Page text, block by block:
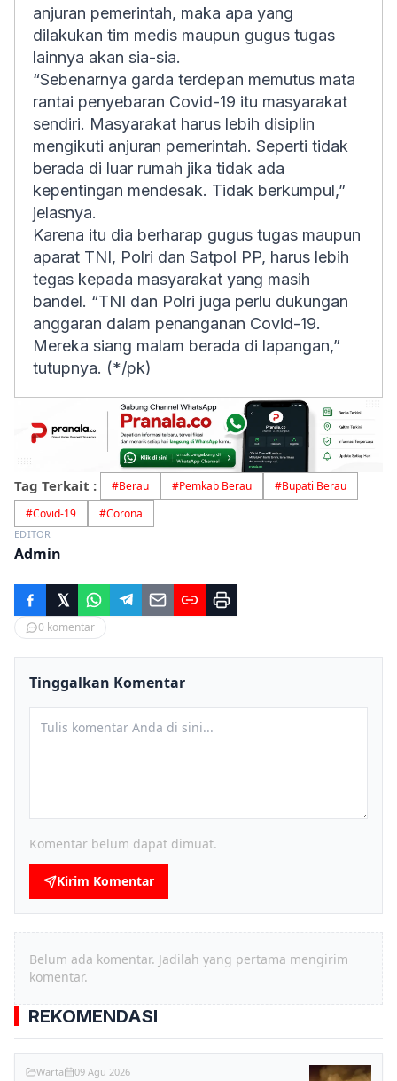
anjuran pemerintah, maka apa yang
dilakukan tim medis maupun gugus tugas
lainnya akan sia-sia.
“Sebenarnya garda terdepan memutus mata
rantai penyebaran Covid-19 itu masyarakat
sendiri. Masyarakat harus lebih disiplin
mengikuti anjuran pemerintah. Seperti tidak
berada di luar rumah jika tidak ada
kepentingan mendesak. Tidak berkumpul,”
jelasnya.
Karena itu dia berharap gugus tugas maupun
aparat TNI, Polri dan Satpol PP, harus lebih
tegas kepada masyarakat yang masih
bandel. “TNI dan Polri juga perlu dukungan
anggaran dalam penanganan Covid-19.
Mereka siang malam berada di lapangan,”
tutupnya. (*/pk)
Tag Terkait : #Berau #Pemkab Berau #Bupati Berau
#Covid-19 #Corona
EDITOR
Admin
0 komentar
Tinggalkan Komentar
Komentar belum dapat dimuat.
Kirim Komentar
Belum ada komentar. Jadilah yang pertama mengirim
komentar.
REKOMENDASI
Warta 09 Agu 2026